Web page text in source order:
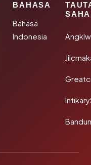
BAHASA
Bahasa
Indonesia